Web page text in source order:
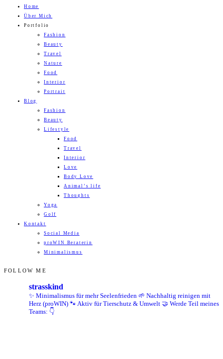
Home
Über Mich
Portfolio
Fashion
Beauty
Travel
Nature
Food
Interior
Portrait
Blog
Fashion
Beauty
Lifestyle
Food
Travel
Interior
Love
Body Love
Animal’s life
Thoughts
Yoga
Golf
Kontakt
Social Media
proWIN Beraterin
Minimalismus
FOLLOW ME
strasskind
✨ Minimalismus für mehr Seelenfrieden 🌱 Nachhaltig reinigen mit
Herz (proWIN) 🐾 Aktiv für Tierschutz & Umwelt 🤝 Werde Teil meines
Teams: 👇